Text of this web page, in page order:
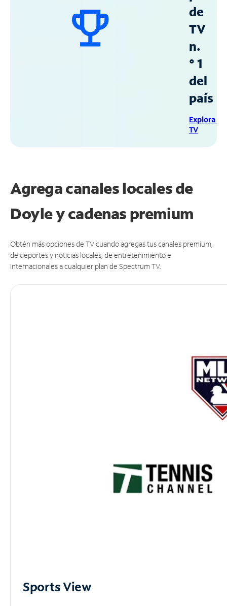
de
TV
n.
° 1
del
país
Explora
TV
Agrega canales locales de
Doyle y cadenas premium
Obtén más opciones de TV cuando agregas tus canales premium,
de deportes y noticias locales, de entretenimiento e
internacionales a cualquier plan de Spectrum TV.
Sports View